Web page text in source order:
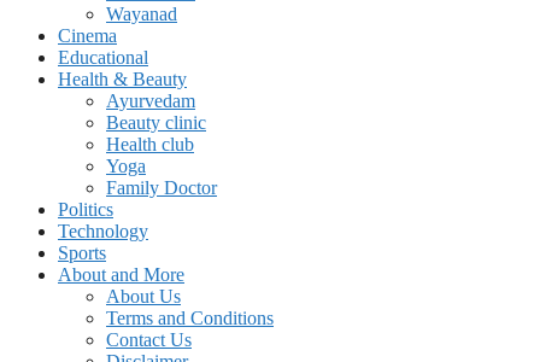
Wayanad
Cinema
Educational
Health & Beauty
Ayurvedam
Beauty clinic
Health club
Yoga
Family Doctor
Politics
Technology
Sports
About and More
About Us
Terms and Conditions
Contact Us